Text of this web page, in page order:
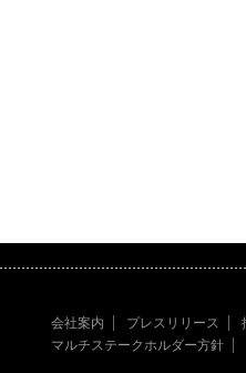
会社案内 プレスリリース
マルチステークホルダー方針